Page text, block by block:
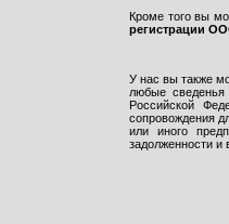
Кроме того вы
регистрации
У нас вы также
любые сведенья
Российской
сопровождения
или иного
задолженности и